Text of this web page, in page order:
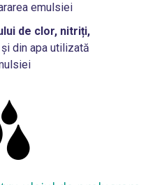
emulsiei
de clor, nitriți,
din apa utilizată